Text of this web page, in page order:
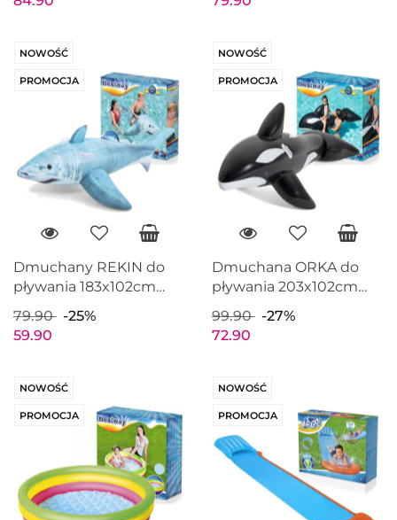
NOWOŚĆ
PROMOCJA
Dmuchany REKIN do
pływania 183x102cm
79.90
-25%
59.90
NOWOŚĆ
PROMOCJA
Dmuchana ORKA do
pływania 203x102cm
99.90
-27%
72.90
NOWOŚĆ
PROMOCJA
NOWOŚĆ
PROMOCJA